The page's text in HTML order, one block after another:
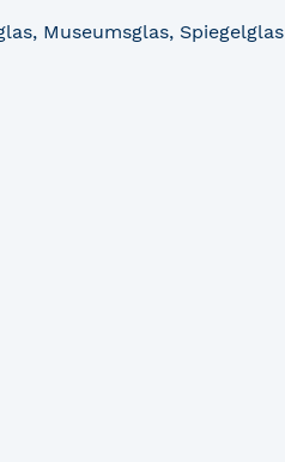
Museumsglas, Spiegelglas